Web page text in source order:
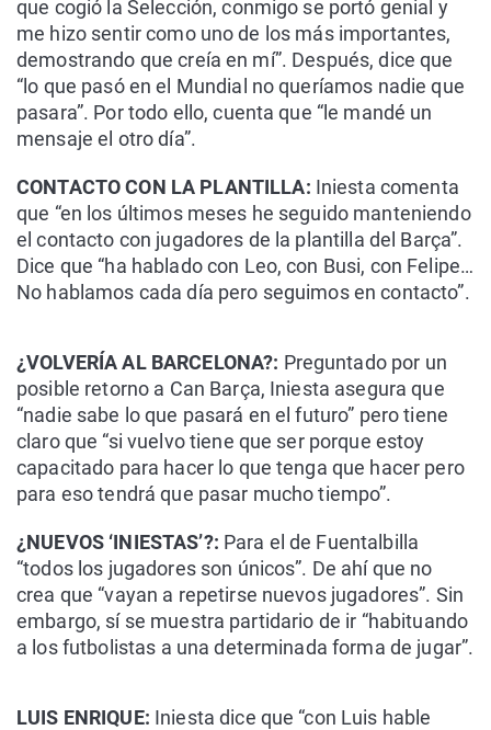
que cogió la Selección, conmigo se portó genial y
me hizo sentir como uno de los más importantes,
demostrando que creía en mí”. Después, dice que
“lo que pasó en el Mundial no queríamos nadie que
pasara”. Por todo ello, cuenta que “le mandé un
mensaje el otro día”.
CONTACTO CON LA PLANTILLA: Iniesta comenta
que “en los últimos meses he seguido manteniendo
el contacto con jugadores de la plantilla del Barça”.
Dice que “ha hablado con Leo, con Busi, con Felipe…
No hablamos cada día pero seguimos en contacto”.
¿VOLVERÍA AL BARCELONA?: Preguntado por un
posible retorno a Can Barça, Iniesta asegura que
“nadie sabe lo que pasará en el futuro” pero tiene
claro que “si vuelvo tiene que ser porque estoy
capacitado para hacer lo que tenga que hacer pero
para eso tendrá que pasar mucho tiempo”.
¿NUEVOS ‘INIESTAS’?: Para el de Fuentalbilla
“todos los jugadores son únicos”. De ahí que no
crea que “vayan a repetirse nuevos jugadores”. Sin
embargo, sí se muestra partidario de ir “habituando
a los futbolistas a una determinada forma de jugar”.
LUIS ENRIQUE: Iniesta dice que “con Luis hable